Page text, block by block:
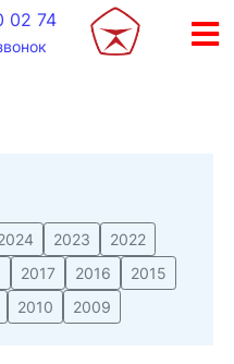
02 74
2023
2022
2017 2016
2015
2010 2009